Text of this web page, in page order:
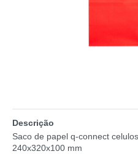
Descrição
Saco de papel q-connect
240x320x100 mm